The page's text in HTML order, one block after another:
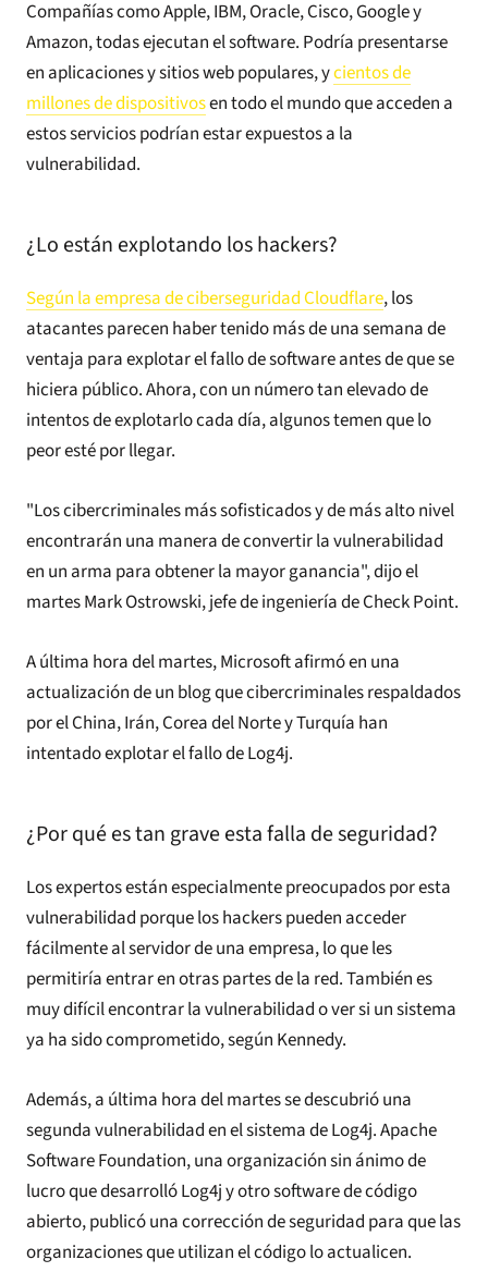
Compañías como Apple, IBM, Oracle, Cisco, Google y
Amazon, todas ejecutan el software. Podría presentarse
en aplicaciones y sitios web populares, ycientos de
millones de dispositivosen todo el mundo que acceden a
estos servicios podrían estar expuestos a la
vulnerabilidad.
¿Lo están explotando los hackers?
Según la empresa de ciberseguridad Cloudflare, los
atacantes parecen haber tenido más de una semana de
ventaja para explotar el fallo de software antes de que se
hiciera público. Ahora, con un número tan elevado de
intentos de explotarlo cada día, algunos temen que lo
peor esté por llegar.
"Los cibercriminales más sofisticados y de más alto nivel
encontrarán una manera de convertir la vulnerabilidad
en un arma para obtener la mayor ganancia", dijo el
martes Mark Ostrowski, jefe de ingeniería de Check Point.
A última hora del martes, Microsoft afirmó en una
actualización de un blog que cibercriminales respaldados
por el China, Irán, Corea del Norte y Turquía han
intentado explotar el fallo de Log4j.
¿Por qué es tan grave esta falla de seguridad?
Los expertos están especialmente preocupados por esta
vulnerabilidad porque los hackers pueden acceder
fácilmente al servidor de una empresa, lo que les
permitiría entrar en otras partes de la red. También es
muy difícil encontrar la vulnerabilidad o ver si un sistema
ya ha sido comprometido, según Kennedy.
Además, a última hora del martes se descubrió una
segunda vulnerabilidad en el sistema de Log4j. Apache
Software Foundation, una organización sin ánimo de
lucro que desarrolló Log4j y otro software de código
abierto, publicó una corrección de seguridad para que las
organizaciones que utilizan el código lo actualicen.